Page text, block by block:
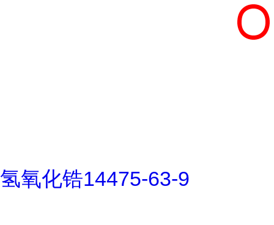
氢氧化锆14475-63-9